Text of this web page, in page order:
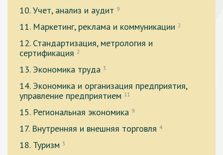
10. Учет, анализ и аудит 9
11. Маркетинг, реклама и коммуникации 2
12. Стандартизация, метрология и
сертификация 2
13. Экономика труда 3
14. Экономика и организация предприятия,
управление предприятием 11
15. Региональная экономика 9
17. Внутренняя и внешняя торговля 4
18. Туризм 3